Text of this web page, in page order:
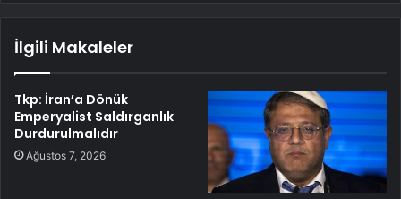
İlgili Makaleler
Tkp: İran’a Dönük
Emperyalist Saldırganlık
Durdurulmalıdır
Ağustos 7, 2026